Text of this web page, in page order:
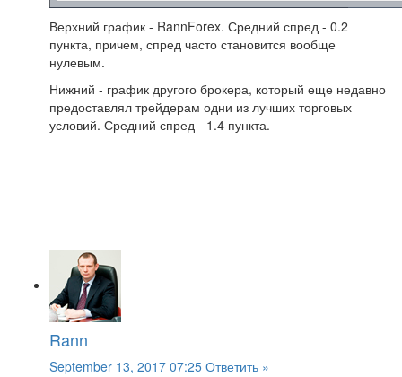
Верхний график - RannForex. Средний спред - 0.2
пункта, причем, спред часто становится вообще
нулевым.
Нижний - график другого брокера, который еще недавно
предоставлял трейдерам одни из лучших торговых
условий. Средний спред - 1.4 пункта.
Rann
September 13, 2017 07:25 Ответить »